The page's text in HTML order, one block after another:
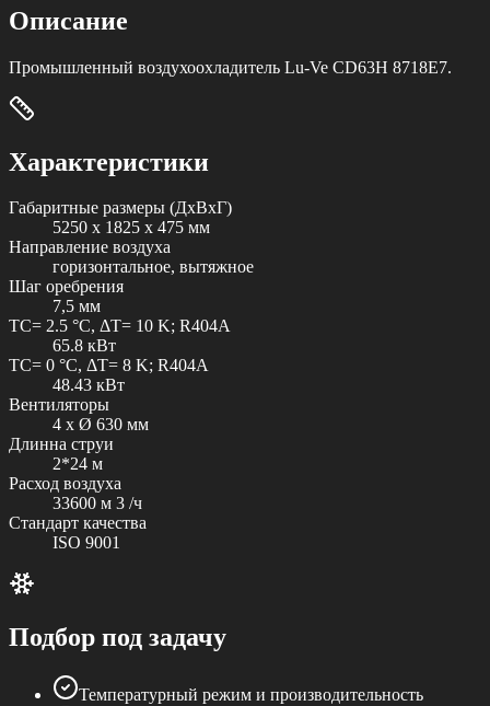
Описание
Промышленный воздухоохладитель Lu-Ve CD63H 8718E7.
Характеристики
Габаритные размеры (ДxВxГ)
5250 x 1825 x 475 мм
Направление воздуха
горизонтальное, вытяжное
Шаг оребрения
7,5 мм
TC= 2.5 °C, ΔT= 10 K; R404A
65.8 кВт
TC= 0 °C, ΔT= 8 K; R404A
48.43 кВт
Вентиляторы
4 x Ø 630 мм
Длинна струи
2*24 м
Расход воздуха
33600 м 3 /ч
Стандарт качества
ISO 9001
Подбор под задачу
Температурный режим и производительность